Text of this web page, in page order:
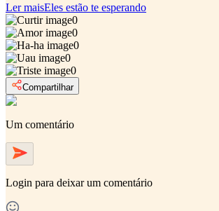
Ler maisEles estão te esperando
0
0
0
0
0
Compartilhar
Um comentário
Login para deixar um comentário